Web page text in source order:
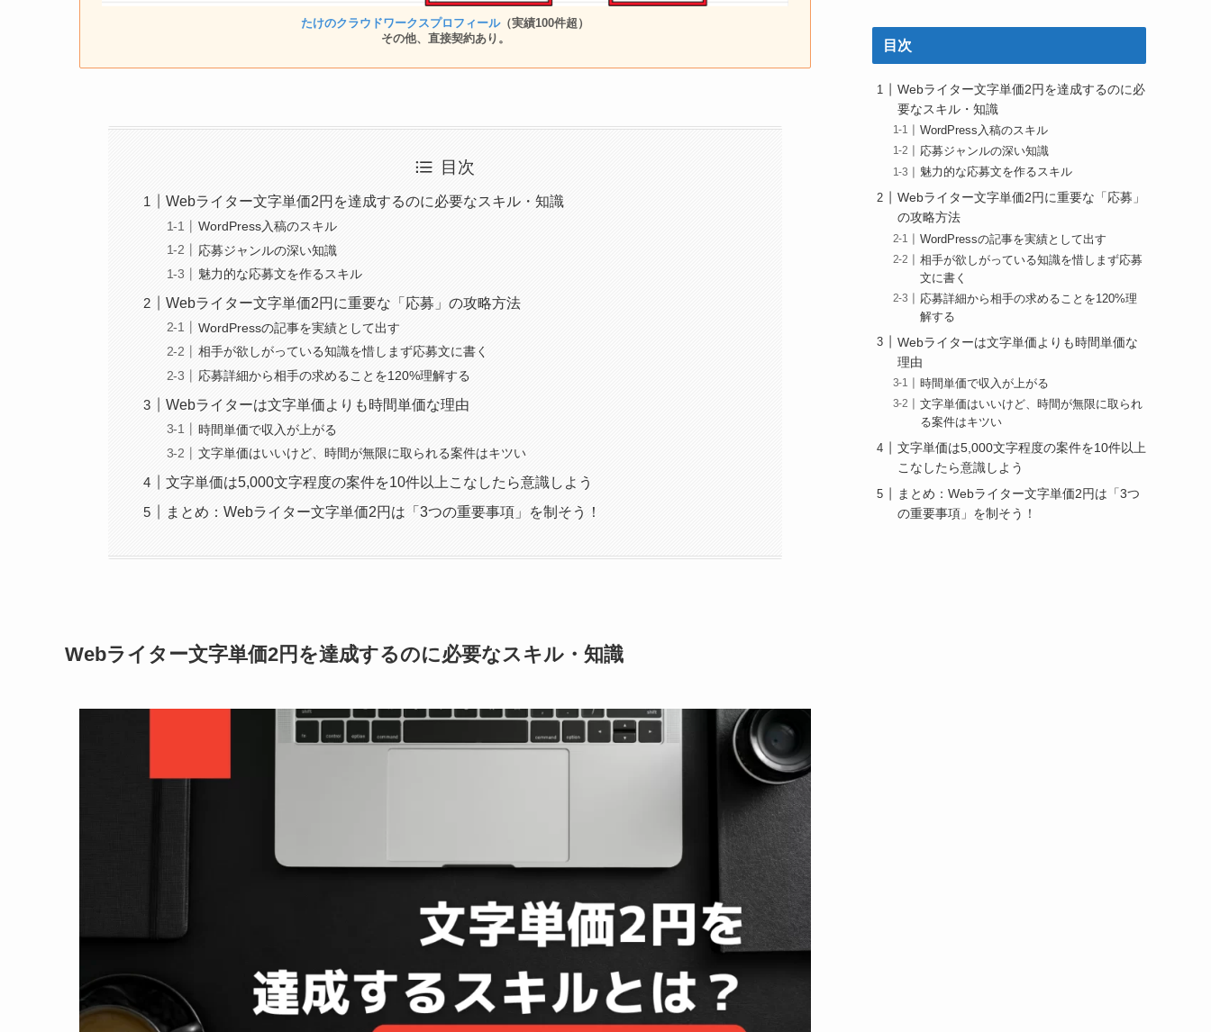
たけのクラウドワークスプロフィール（実績100件超）
その他、直接契約あり。
目次
Webライター文字単価2円を達成するのに必要なスキル・知識
WordPress入稿のスキル
応募ジャンルの深い知識
魅力的な応募文を作るスキル
Webライター文字単価2円に重要な「応募」の攻略方法
WordPressの記事を実績として出す
相手が欲しがっている知識を惜しまず応募文に書く
応募詳細から相手の求めることを120%理解する
Webライターは文字単価よりも時間単価な理由
時間単価で収入が上がる
文字単価はいいけど、時間が無限に取られる案件はキツい
文字単価は5,000文字程度の案件を10件以上こなしたら意識しよう
まとめ：Webライター文字単価2円は「3つの重要事項」を制そう！
Webライター文字単価2円を達成するのに必要なスキル・知識
目次
Webライター文字単価2円を達成するのに必
要なスキル・知識
WordPress入稿のスキル
応募ジャンルの深い知識
魅力的な応募文を作るスキル
Webライター文字単価2円に重要な「応募」
の攻略方法
WordPressの記事を実績として出す
相手が欲しがっている知識を惜しまず応募
文に書く
応募詳細から相手の求めることを120%理
解する
Webライターは文字単価よりも時間単価な
理由
時間単価で収入が上がる
文字単価はいいけど、時間が無限に取られ
る案件はキツい
文字単価は5,000文字程度の案件を10件以上
こなしたら意識しよう
まとめ：Webライター文字単価2円は「3つ
の重要事項」を制そう！